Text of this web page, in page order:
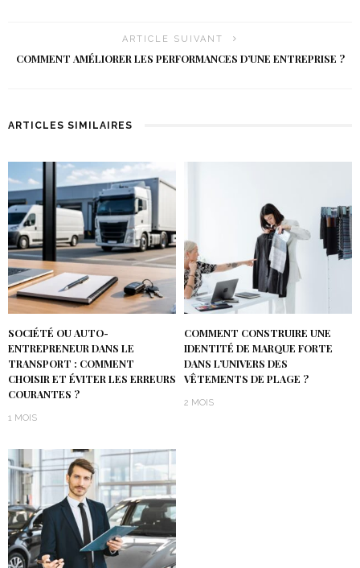
ARTICLE SUIVANT
COMMENT AMÉLIORER LES PERFORMANCES D’UNE ENTREPRISE ?
ARTICLES SIMILAIRES
SOCIÉTÉ OU AUTO-
ENTREPRENEUR DANS LE
TRANSPORT : COMMENT
CHOISIR ET ÉVITER LES ERREURS
COURANTES ?
1 MOIS
COMMENT CONSTRUIRE UNE
IDENTITÉ DE MARQUE FORTE
DANS L’UNIVERS DES
VÊTEMENTS DE PLAGE ?
2 MOIS